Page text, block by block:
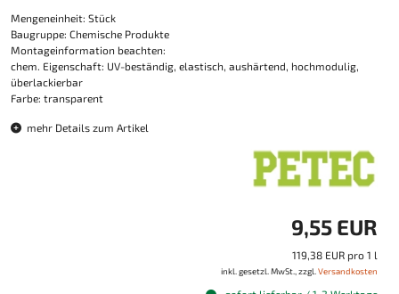
Mengeneinheit: Stück
Baugruppe: Chemische Produkte
Montageinformation beachten:
chem. Eigenschaft: UV-beständig, elastisch, aushärtend, hochmodulig,
überlackierbar
Farbe: transparent
mehr Details zum Artikel
9,55 EUR
119,38 EUR pro 1 l
inkl. gesetzl. MwSt., zzgl. Versandkosten